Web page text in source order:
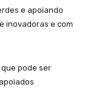
e apoiando
inovadoras e com
pode ser